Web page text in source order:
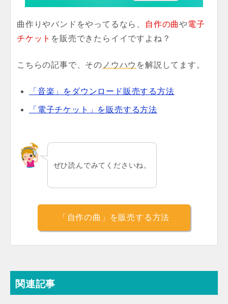
曲作りやバンドをやってるなら、 自作の曲や電子
チケット を販売できたらイイですよね？
こちらの記事で、その ノウハウ を解説してます。
「音楽」をダウンロード販売する方法
「電子チケット」を販売する方法
ぜひ読んでみてくださいね。
「自作の曲」を販売する方法
関連記事